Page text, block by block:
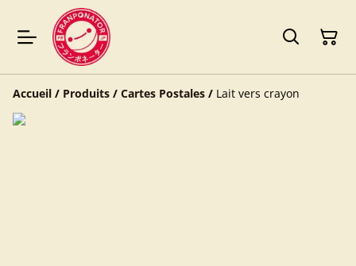
Accueil / Produits / Cartes Postales / Lait vers crayon